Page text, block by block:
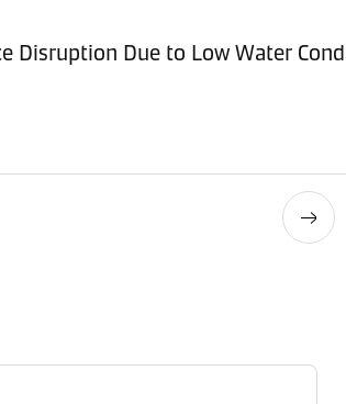
Disruption Due to Low Water